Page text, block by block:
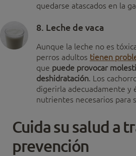
quedarse atascados en la
8. Leche de vaca
Aunque la leche no es
perros adultos tienen
que puede provocar
deshidratación. Los
digerirla adecuadamente y
nutrientes necesarios para
Cuida su salud a
prevención